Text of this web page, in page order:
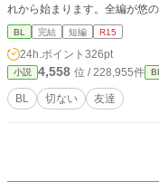
れから始まります。全編が悠の
BL 完結 短編 R15
24h.ポイント 326pt
小説 4,558 位 / 228,955件 BL
BL 切ない 友達